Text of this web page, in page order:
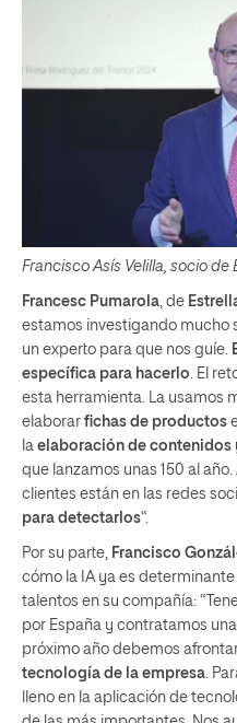
Francisco Asís Velilla, socio de
Francesc Pumarola, de
estamos investigando mucho
un experto para que nos guíe.
específica para hacerlo. El
esta herramienta. La usamos
elaborar fichas de productos
la elaboración de contenidos
que lanzamos unas 150 al
clientes están en las redes
para detectarlos“.
Por su parte, Francisco
cómo la IA ya es
talentos en su compañía:
por España y contratamos
próximo año debemos
tecnología de la empresa.
lleno en la aplicación de